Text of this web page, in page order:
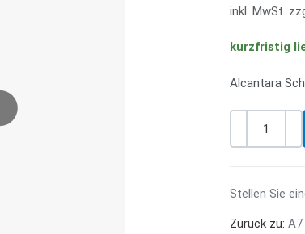
inkl. MwSt.
kurzfristig
Alcantara
Stellen Sie
Zurück zu: A7